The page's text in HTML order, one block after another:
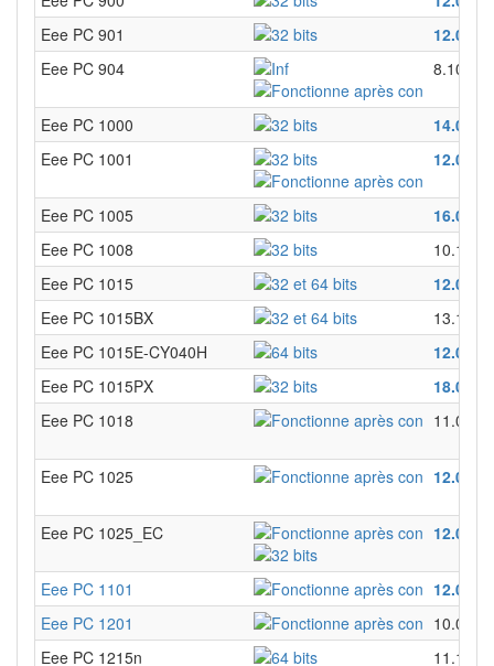
Eee PC 901
12.04
Eee PC 904
8.10
Eee PC 1000
14.04
Eee PC 1001
12.04
Eee PC 1005
16.04
Eee PC 1008
10.10
Eee PC 1015
12.04
Eee PC 1015BX
13.10
Eee PC 1015E-CY040H
12.04
Eee PC 1015PX
18.04
Eee PC 1018
11.04
Eee PC 1025 12.04
Eee PC 1025_EC 12.04
Eee PC 1101 12.04
Eee PC 1201
10.04
Eee PC 1215n
11.10